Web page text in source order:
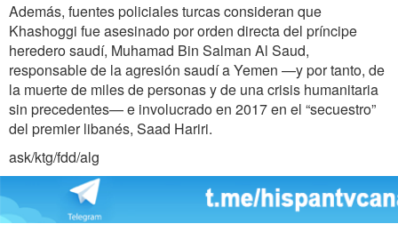
Además, fuentes policiales turcas consideran que
Khashoggi fue asesinado por orden directa del príncipe
heredero saudí, Muhamad Bin Salman Al Saud,
responsable de la agresión saudí a Yemen —y por tanto, de
la muerte de miles de personas y de una crisis humanitaria
sin precedentes— e involucrado en 2017 en el “secuestro”
del premier libanés, Saad Hariri.
ask/ktg/fdd/alg